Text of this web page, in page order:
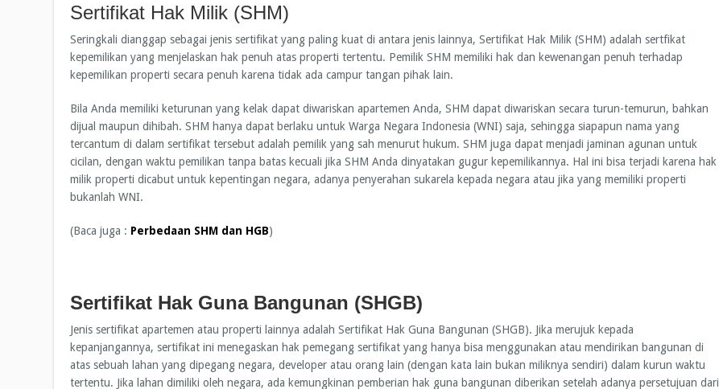
Sertifikat Hak Milik (SHM)
Seringkali dianggap sebagai jenis sertifikat yang paling kuat di antara jenis lainnya, Sertifikat Hak Milik (SHM) adalah sertfikat
kepemilikan yang menjelaskan hak penuh atas properti tertentu. Pemilik SHM memiliki hak dan kewenangan penuh terhadap
kepemilikan properti secara penuh karena tidak ada campur tangan pihak lain.
Bila Anda memiliki keturunan yang kelak dapat diwariskan apartemen Anda, SHM dapat diwariskan secara turun-temurun, bahkan
dijual maupun dihibah. SHM hanya dapat berlaku untuk Warga Negara Indonesia (WNI) saja, sehingga siapapun nama yang
tercantum di dalam sertifikat tersebut adalah pemilik yang sah menurut hukum. SHM juga dapat menjadi jaminan agunan untuk
cicilan, dengan waktu pemilikan tanpa batas kecuali jika SHM Anda dinyatakan gugur kepemilikannya. Hal ini bisa terjadi karena hak
milik properti dicabut untuk kepentingan negara, adanya penyerahan sukarela kepada negara atau jika yang memiliki properti
bukanlah WNI.
(Baca juga : Perbedaan SHM dan HGB)
Sertifikat Hak Guna Bangunan (SHGB)
Jenis sertifikat apartemen atau properti lainnya adalah Sertifikat Hak Guna Bangunan (SHGB). Jika merujuk kepada
kepanjangannya, sertifikat ini menegaskan hak pemegang sertifikat yang hanya bisa menggunakan atau mendirikan bangunan di
atas sebuah lahan yang dipegang negara, developer atau orang lain (dengan kata lain bukan miliknya sendiri) dalam kurun waktu
tertentu. Jika lahan dimiliki oleh negara, ada kemungkinan pemberian hak guna bangunan diberikan setelah adanya persetujuan dari